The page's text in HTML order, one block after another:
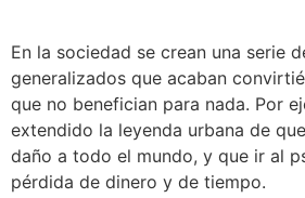
En la sociedad se crean una serie
generalizados que acaban
que no benefician para nada. Por
extendido la leyenda urbana de
daño a todo el mundo, y que ir al
pérdida de dinero y de tiempo.